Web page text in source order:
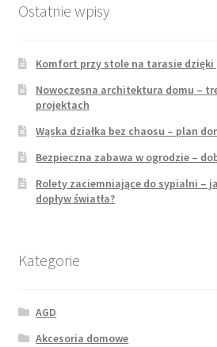
Ostatnie wpisy
Komfort przy stole na tarasie
Nowoczesna architektura domu –
projektach
Wąska działka bez chaosu – plan
Bezpieczna zabawa w ogrodzie –
Rolety zaciemniające do sypialni –
dopływ światła?
Kategorie
AGD
Akcesoria domowe